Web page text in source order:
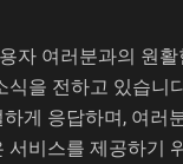
자 여러분과의 원
식을 전하고 있습니
게 응답하며, 여러
서비스를 제공하기